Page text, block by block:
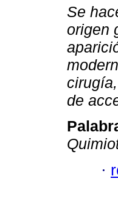
Se
origen
de
·